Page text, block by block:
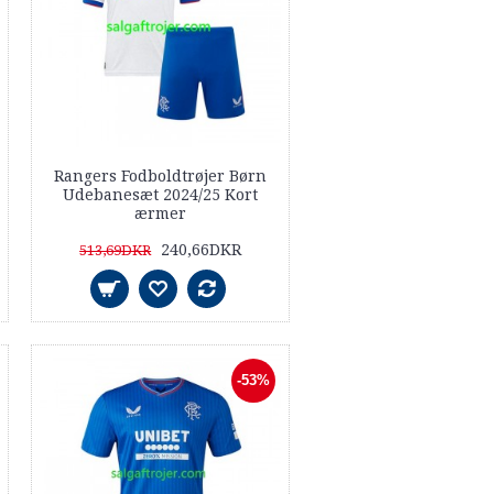
Rangers Fodboldtrøjer Børn
Udebanesæt 2024/25 Kort
ærmer
513,69DKR 240,66DKR
-53%